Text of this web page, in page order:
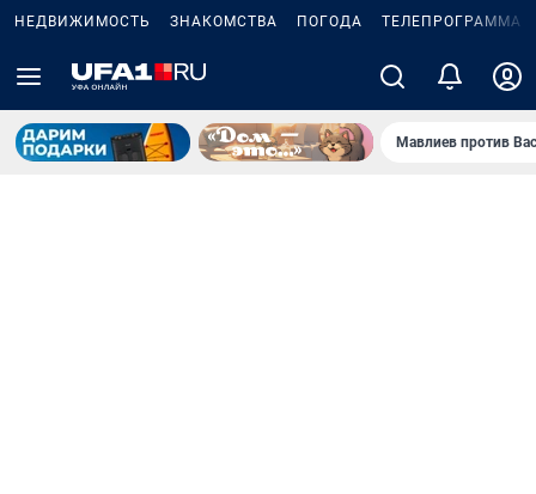
НЕДВИЖИМОСТЬ ЗНАКОМСТВА ПОГОДА ТЕЛЕПРОГРАММА
Мавлиев против